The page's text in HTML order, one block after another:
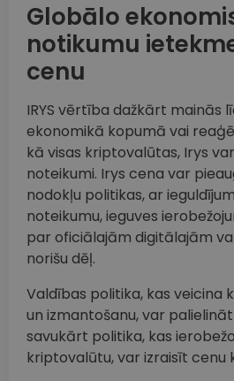
Globālo
notikumu
cenu
IRYS vērtība dažkārt mainās
ekonomikā kopumā vai
kā visas kriptovalūtas, Irys
noteikumi. Irys cena var
nodokļu politikas, ar
noteikumu, ieguves
par oficiālajām digitālajām
norišu dēļ.
Valdības politika, kas veicina
un izmantošanu, var palielināt
savukārt politika, kas
kriptovalūtu, var izraisīt cenu